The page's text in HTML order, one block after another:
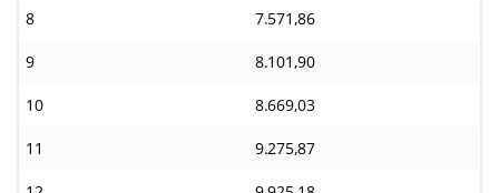
8 7.571,86
9 8.101,90
10 8.669,03
11 9.275,87